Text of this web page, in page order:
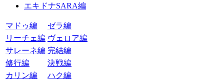
エキドナSARA編
マドゥ編
ゼラ編
リーチェ編 ヴェロア編
サレーネ編 完結編
修行編
決戦編
カリン編
ハク編